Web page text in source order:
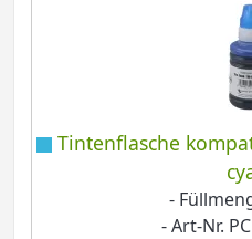
Tintenflasche
-
- Art-Nr.